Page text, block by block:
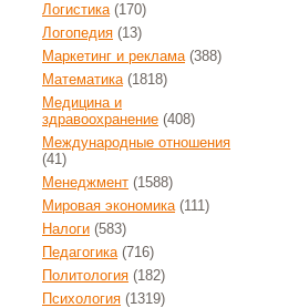
Логистика(170)
Логопедия (13)
Маркетинг и реклама(388)
Математика(1818)
Медицина и
здравоохранение (408)
Международные отношения
(41)
Менеджмент (1588)
Мировая экономика(111)
Налоги (583)
Педагогика(716)
Политология (182)
Психология (1319)